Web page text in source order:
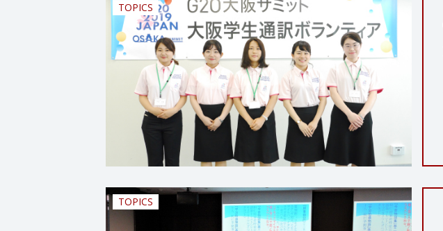
TOPICS
TOPICS